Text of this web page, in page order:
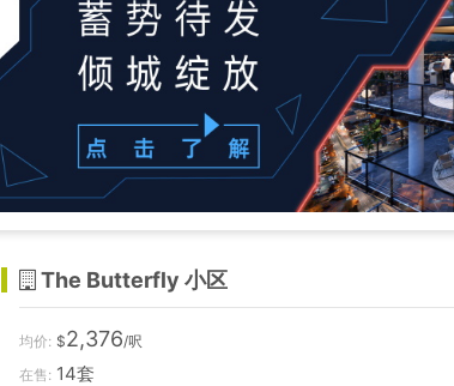
The Butterfly 小区
均价: $2,376/呎
在售: 14套